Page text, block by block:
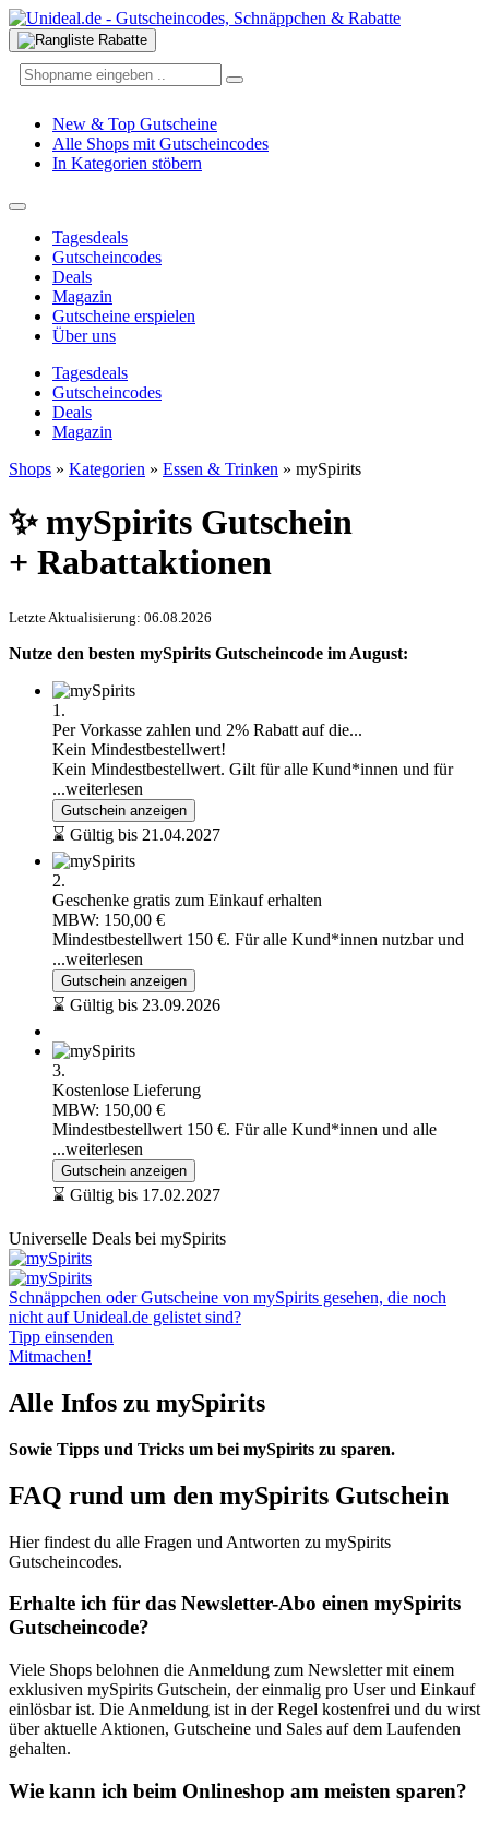
New & Top Gutscheine
Alle Shops mit Gutscheincodes
In Kategorien stöbern
Tagesdeals
Gutscheincodes
Deals
Magazin
Gutscheine erspielen
Über uns
Tagesdeals
Gutscheincodes
Deals
Magazin
Shops » Kategorien » Essen & Trinken » mySpirits
✨ mySpirits Gutschein
+ Rabattaktionen
Letzte Aktualisierung: 06.08.2026
Nutze den besten mySpirits Gutscheincode im August:
1.
Per Vorkasse zahlen und 2% Rabatt auf die...
Kein Mindestbestellwert!
Kein Mindestbestellwert. Gilt für alle Kund*innen und für
...weiterlesen
Gutschein anzeigen
⌛ Gültig bis 21.04.2027
2.
Geschenke gratis zum Einkauf erhalten
MBW: 150,00 €
Mindestbestellwert 150 €. Für alle Kund*innen nutzbar und
...weiterlesen
Gutschein anzeigen
⌛ Gültig bis 23.09.2026
3.
Kostenlose Lieferung
MBW: 150,00 €
Mindestbestellwert 150 €. Für alle Kund*innen und alle
...weiterlesen
Gutschein anzeigen
⌛ Gültig bis 17.02.2027
Universelle Deals bei mySpirits
Schnäppchen oder Gutscheine von mySpirits gesehen, die noch
nicht auf Unideal.de gelistet sind?
Tipp einsenden
Mitmachen!
Alle Infos zu mySpirits
Sowie Tipps und Tricks um bei mySpirits zu sparen.
FAQ rund um den mySpirits Gutschein
Hier findest du alle Fragen und Antworten zu mySpirits
Gutscheincodes.
Erhalte ich für das Newsletter-Abo einen mySpirits
Gutscheincode?
Viele Shops belohnen die Anmeldung zum Newsletter mit einem
exklusiven mySpirits Gutschein, der einmalig pro User und Einkauf
einlösbar ist. Die Anmeldung ist in der Regel kostenfrei und du wirst
über aktuelle Aktionen, Gutscheine und Sales auf dem Laufenden
gehalten.
Wie kann ich beim Onlineshop am meisten sparen?